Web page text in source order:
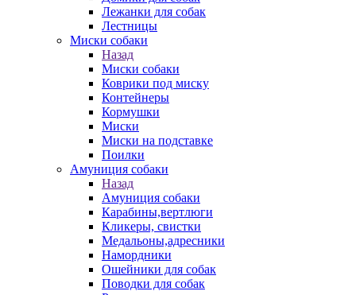
Лежанки для собак
Лестницы
Миски собаки
Назад
Миски собаки
Коврики под миску
Контейнеры
Кормушки
Миски
Миски на подставке
Поилки
Амуниция собаки
Назад
Амуниция собаки
Карабины,вертлюги
Кликеры, свистки
Медальоны,адресники
Намордники
Ошейники для собак
Поводки для собак